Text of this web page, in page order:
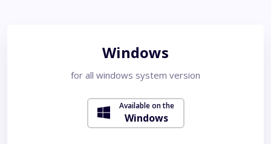
Windows
for all windows system version
Available on the
Windows